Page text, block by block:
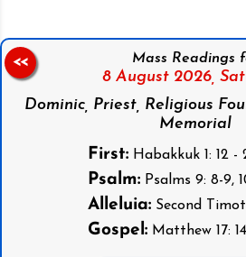
Mass Readings
8 August 2026,
Dominic, Priest, Religious
Memorial
First: Habakkuk 1: 12 -
Psalm: Psalms 9: 8-9,
Alleluia: Second
Gospel: Matthew 17:
<<